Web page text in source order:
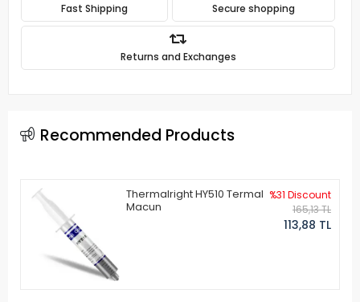
Fast Shipping Secure shopping
Returns and Exchanges
Recommended Products
Thermalright HY510 Termal
Macun
%31 Discount
165,13 TL
113,88 TL